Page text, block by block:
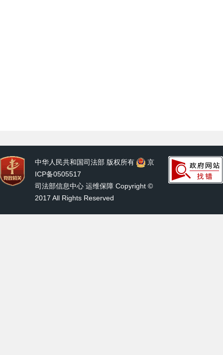
中华人民共和国司法部 版权所有
京
ICP备0505517
司法部信息中心 运维保障 Copyright ©
2017 All Rights Reserved